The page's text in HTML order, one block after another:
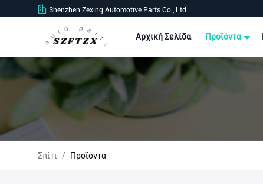
Shenzhen Zexing Automotive Parts Co., Ltd
Αρχική Σελίδα Προϊόντα
Σπίτι / Προϊόντα